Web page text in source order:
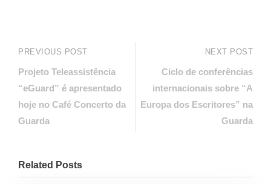
PREVIOUS POST
Projeto Teleassistência
“eGuard” é apresentado
hoje no Café Concerto da
Guarda
NEXT POST
Ciclo de conferências
internacionais sobre “A
Europa dos Escritores” na
Guarda
Related Posts